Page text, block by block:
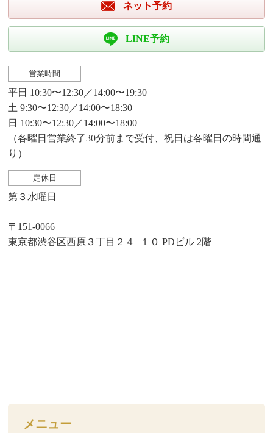
ネット予約
LINE予約
営業時間
平日 10:30〜12:30／14:00〜19:30
土 9:30〜12:30／14:00〜18:30
日 10:30〜12:30／14:00〜18:00
（各曜日営業終了30分前まで受付、祝日は各曜日の時間通
り）
定休日
第３水曜日
〒151-0066
東京都渋谷区西原３丁目２４−１０ PDビル 2階
メニュー